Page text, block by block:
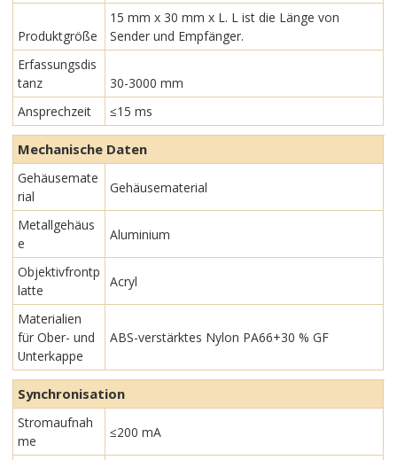
Produktgröße
15 mm x 30 mm x L. L ist die Länge von
Sender und Empfänger.
Erfassungsdis
tanz
30-3000 mm
Ansprechzeit
≤15 ms
Mechanische Daten
Gehäusemate
rial
Gehäusematerial
Metallgehäus
e
Aluminium
Objektivfrontp
latte
Acryl
Materialien
für Ober- und
Unterkappe
ABS-verstärktes Nylon PA66+30 % GF
Synchronisation
Stromaufnah
me
≤200 mA